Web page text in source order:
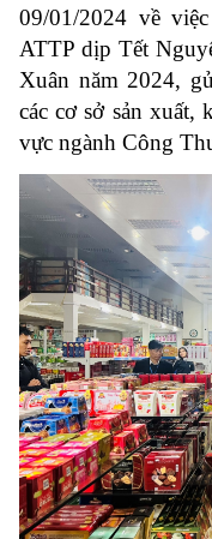
09/01/2024 về việc
ATTP dịp Tết
Xuân năm 2024,
các cơ sở sản xuất,
vực ngành Công